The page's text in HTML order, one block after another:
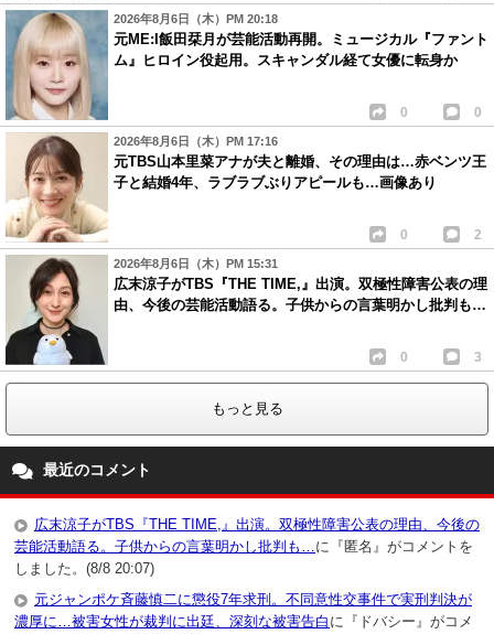
2026年8月6日（木）PM 20:18
元ME:I飯田栞月が芸能活動再開。ミュージカル『ファント
ム』ヒロイン役起用。スキャンダル経て女優に転身か
0 0
2026年8月6日（木）PM 17:16
元TBS山本里菜アナが夫と離婚、その理由は…赤ベンツ王
子と結婚4年、ラブラブぶりアピールも…画像あり
0 2
2026年8月6日（木）PM 15:31
広末涼子がTBS『THE TIME,』出演。双極性障害公表の理
由、今後の芸能活動語る。子供からの言葉明かし批判も…
0 3
もっと見る
最近のコメント
広末涼子がTBS『THE TIME,』出演。双極性障害公表の理由、今後の
芸能活動語る。子供からの言葉明かし批判も…に『匿名』がコメントを
しました。(8/8 20:07)
元ジャンポケ斉藤慎二に懲役7年求刑。不同意性交事件で実刑判決が
濃厚に…被害女性が裁判に出廷、深刻な被害告白 に『ドバシー』がコメ